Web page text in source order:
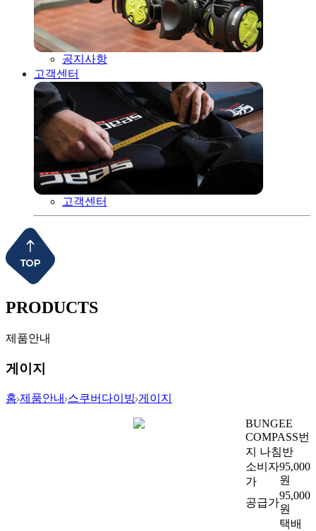
공지사항
고객센터
고객센터
PRODUCTS
제품안내
게이지
홈 제품안내 스쿠버다이빙 게이지
BUNGEE
COMPASS번
지 나침반
소비자
가
95,000
원
공급가
95,000
원
택배